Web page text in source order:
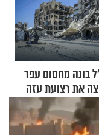
בונה מחסום עפר
את רצועת עזה